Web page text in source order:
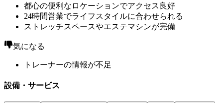
都心の便利なロケーションでアクセス良好
24時間営業でライフスタイルに合わせられる
ストレッチスペースやエステマシンが完備
気になる
トレーナーの情報が不足
設備・サービス